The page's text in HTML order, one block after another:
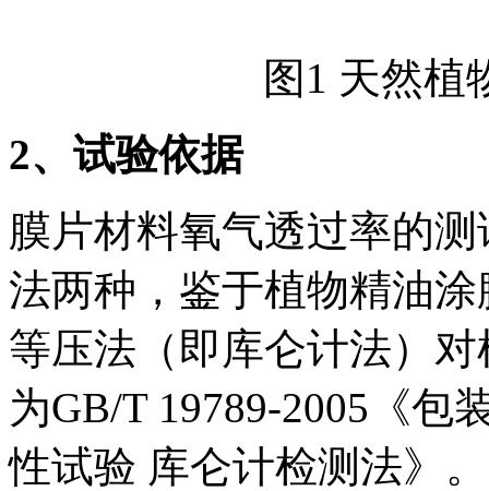
图1 天然植
2、试验依据
膜片材料氧气透过率的
法两种，鉴于植物精油
等压法（即库仑计法）
为GB/T 19789-2005《包
性试验 库仑计检测法》。